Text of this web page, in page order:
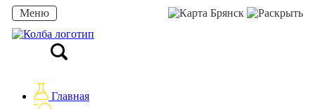
Меню Брянск
Главная